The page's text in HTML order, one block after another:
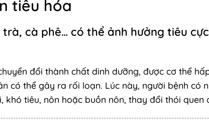
tiêu hóa
cà phê… có thể ảnh hưởng tiêu
đổi thành chất dinh dưỡng, được cơ thể
có thể gây ra rối loạn. Lúc này, người bệnh có
tiêu, nôn hoặc buồn nôn, thay đổi thói quen